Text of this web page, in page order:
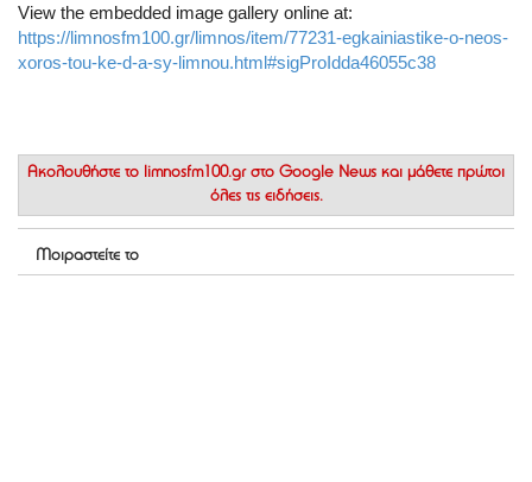
View the embedded image gallery online at:
https://limnosfm100.gr/limnos/item/77231-egkainiastike-o-neos-
xoros-tou-ke-d-a-sy-limnou.html#sigProIdda46055c38
Ακολουθήστε το limnosfm100.gr στο Google News και μάθετε πρώτοι
όλες τις ειδήσεις.
Μοιραστείτε το